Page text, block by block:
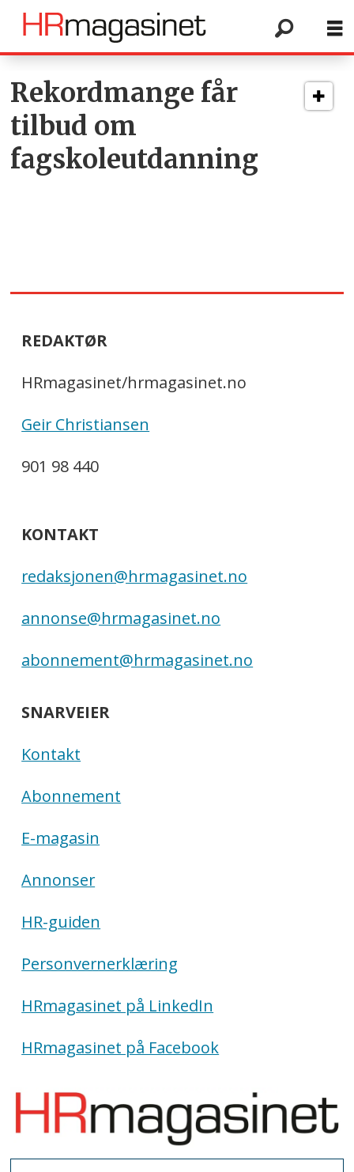
Tag:
høyere
yrkesfaglig
Rekordmange får
tilbud om
fagskoleutdanning
REDAKTØR
HRmagasinet/hrmagasinet.no
Geir Christiansen
901 98 440
KONTAKT
redaksjonen@hrmagasinet.no
annonse@hrmagasinet.no
abonnement@hrmagasinet.no
SNARVEIER
Kontakt
Abonnement
E-magasin
Annonser
HR-guiden
Personvernerklæring
HRmagasinet på LinkedIn
HRmagasinet på Facebook